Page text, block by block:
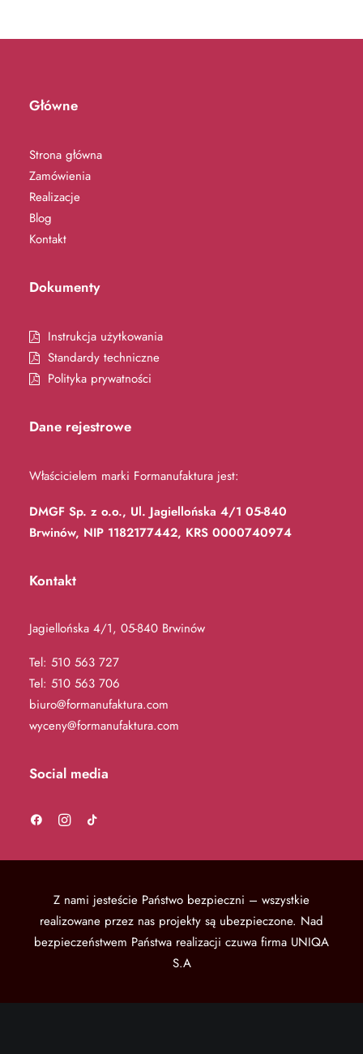
Główne
Strona główna
Zamówienia
Realizacje
Blog
Kontakt
Dokumenty
Instrukcja użytkowania
Standardy techniczne
Polityka prywatności
Dane rejestrowe
Właścicielem marki Formanufaktura jest:
DMGF Sp. z o.o., Ul. Jagiellońska 4/1 05-840
Brwinów, NIP 1182177442, KRS 0000740974
Kontakt
Jagiellońska 4/1, 05-840 Brwinów
Tel: 510 563 727
Tel: 510 563 706
biuro@formanufaktura.com
wyceny@formanufaktura.com
Social media
Z nami jesteście Państwo bezpieczni – wszystkie
realizowane przez nas projekty są ubezpieczone. Nad
bezpieczeństwem Państwa realizacji czuwa firma UNIQA
S.A